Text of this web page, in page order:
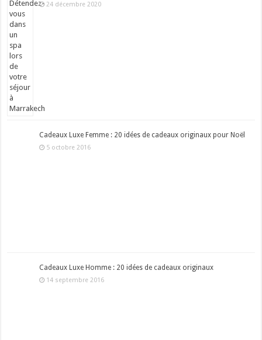
24 décembre 2020
Cadeaux Luxe Femme : 20 idées de cadeaux originaux pour Noël
5 octobre 2016
Cadeaux Luxe Homme : 20 idées de cadeaux originaux
14 septembre 2016